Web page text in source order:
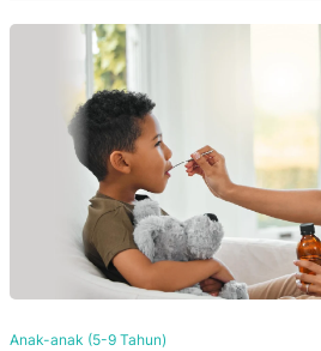
Anak-anak (5-9 Tahun)